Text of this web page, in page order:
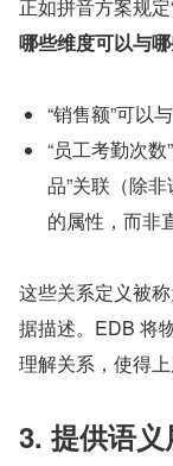
正如拼音方案规
哪些维度可以与
“销售额”可以与
“员工考勤次数
品”关联（除
的属性，而非
这些关系定义被
据描述。EDB 将
理解关系，使得
3. 提供语